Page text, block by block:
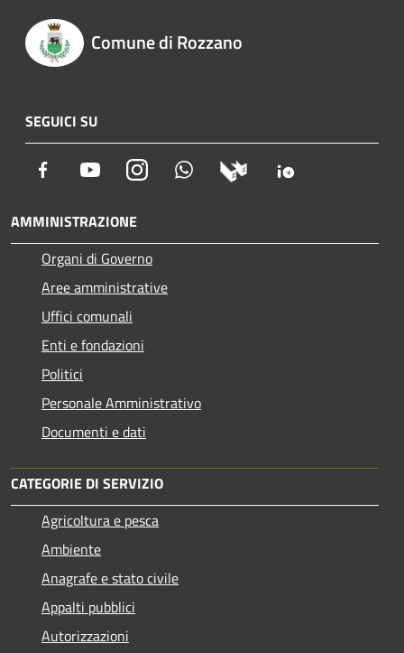
Comune di Rozzano
SEGUICI SU
Facebook YoutubeInstagram Whatsapp
AMMINISTRAZIONE
Organi di Governo
Aree amministrative
Uffici comunali
Enti e fondazioni
Politici
Personale Amministrativo
Documenti e dati
CATEGORIE DI SERVIZIO
Agricoltura e pesca
Ambiente
Anagrafe e stato civile
Appalti pubblici
Autorizzazioni